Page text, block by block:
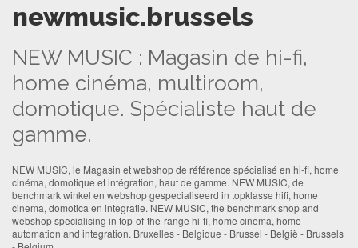
newmusic.brussels
NEW MUSIC : Magasin de hi-fi,
home cinéma, multiroom,
domotique. Spécialiste haut de
gamme.
NEW MUSIC, le Magasin et webshop de référence spécialisé en hi-fi, home
cinéma, domotique et intégration, haut de gamme. NEW MUSIC, de
benchmark winkel en webshop gespecialiseerd in topklasse hifi, home
cinema, domotica en integratie. NEW MUSIC, the benchmark shop and
webshop specialising in top-of-the-range hi-fi, home cinema, home
automation and integration. Bruxelles - Belgique - Brussel - België - Brussels